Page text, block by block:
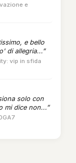
e
e bello
di allegria...”
vip in sfida
solo con
mi dice non...”